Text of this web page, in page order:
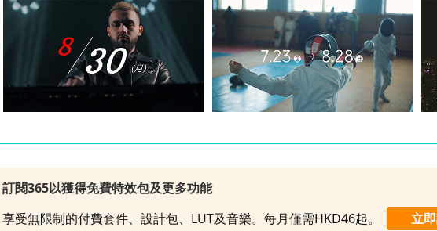
訂閱365以獲得免費特效包及更多功能
享受無限制的付費套件、設計包、LUT及音樂。每月僅需HKD46起。
立